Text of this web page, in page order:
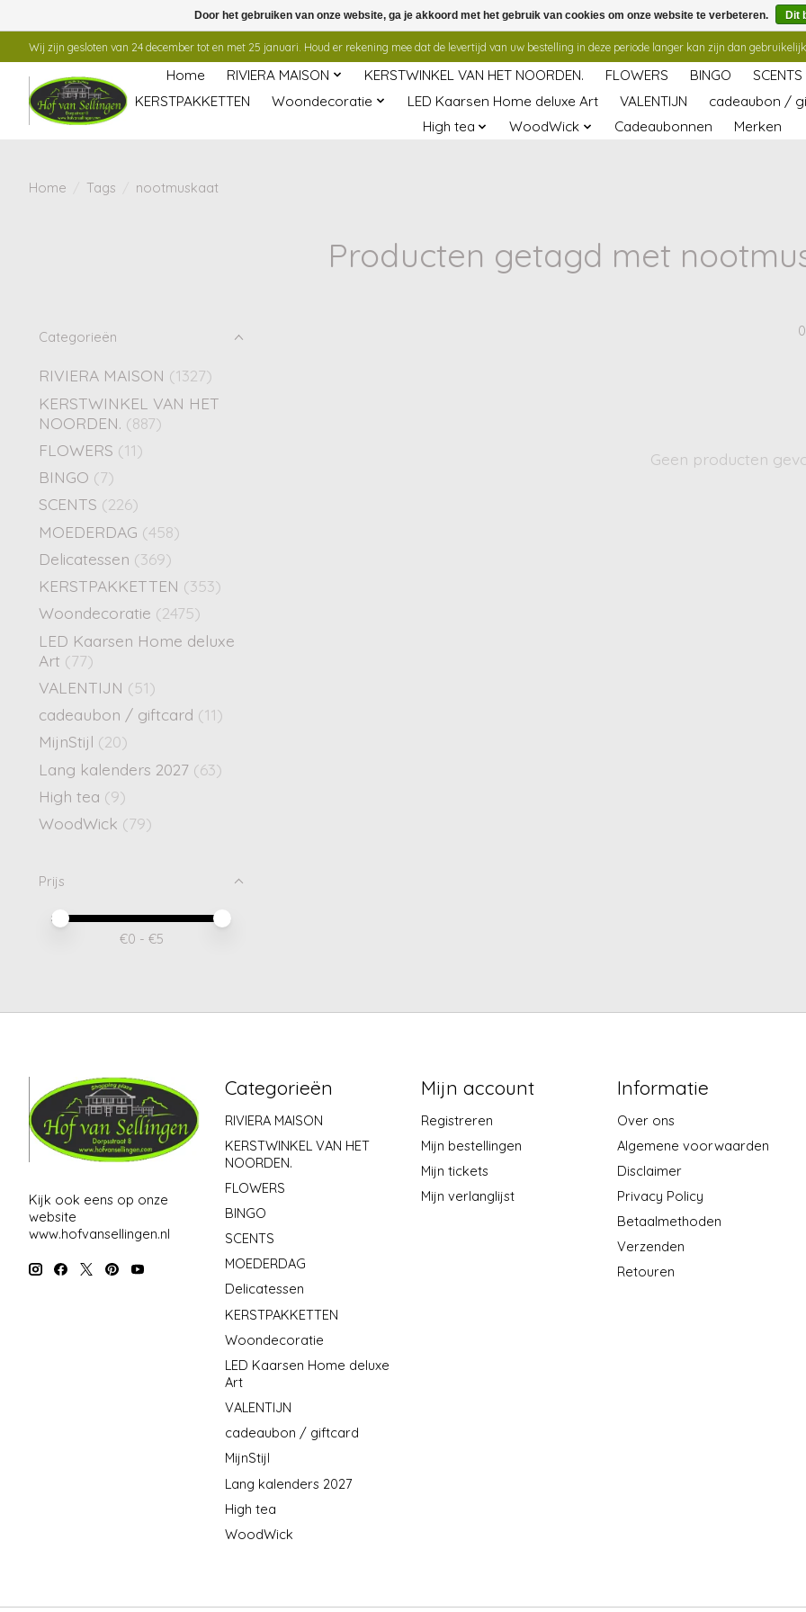
Wij zijn gesloten van 24 december tot en met 25 januari. Houd er rekening mee dat de levertijd van uw bestelling in deze periode langer kan zijn dan gebruikelijk.
Home RIVIERA MAISON KERSTWINKEL VAN HET NOORDEN. FLOWERS BINGO SCENTS
KERSTPAKKETTEN
Woondecoratie LED Kaarsen Home deluxe Art VALENTIJN cadeaubon /
High tea
WoodWick Cadeaubonnen Merken
Home Tags nootmuskaat
Producten getagd met
Categorieën
RIVIERA MAISON (1327)
KERSTWINKEL VAN HET
NOORDEN. (887)
FLOWERS (11)
BINGO (7)
SCENTS (226)
MOEDERDAG (458)
Delicatessen (369)
KERSTPAKKETTEN (353)
Woondecoratie (2475)
LED Kaarsen Home deluxe
Art (77)
VALENTIJN (51)
cadeaubon / giftcard (11)
MijnStijl (20)
Lang kalenders 2027 (63)
High tea (9)
WoodWick (79)
Prijs
Minimale prijswaarde
Price maximum value
€0 - €5
Geen producten
Kijk ook eens op onze
website
www.hofvansellingen.nl
Categorieën
RIVIERA MAISON
KERSTWINKEL VAN HET
NOORDEN.
FLOWERS
BINGO
SCENTS
MOEDERDAG
Delicatessen
KERSTPAKKETTEN
Woondecoratie
LED Kaarsen Home deluxe
Art
VALENTIJN
cadeaubon / giftcard
MijnStijl
Lang kalenders 2027
High tea
WoodWick
Mijn account
Registreren
Mijn bestellingen
Mijn tickets
Mijn verlanglijst
Informatie
Over ons
Algemene voorwaarden
Disclaimer
Privacy Policy
Betaalmethoden
Verzenden
Retouren
Door het gebruiken van onze website, ga je akkoord met het gebruik van cookies om onze website te verbeteren. Dit